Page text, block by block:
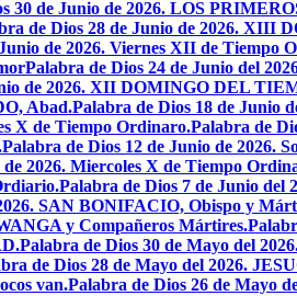
30 de Junio de 2026. LOS
de Dios 28 de Junio de 2026.
de 2026. Viernes XII de Tiempo
Palabra de Dios 24 de Junio del
de 2026. XII DOMINGO DEL
Abad.Palabra de Dios 18 de Junio
X de Tiempo Ordinaro.Palabra de
Palabra de Dios 12 de Junio de 2026.
2026. Miercoles X de Tiempo
Palabra de Dios 7 de Junio
SAN BONIFACIO, Obispo y
y Compañeros Mártires.
Palabra de Dios 30 de Mayo del
de Dios 28 de Mayo del 2026.
van.Palabra de Dios 26 de Mayo